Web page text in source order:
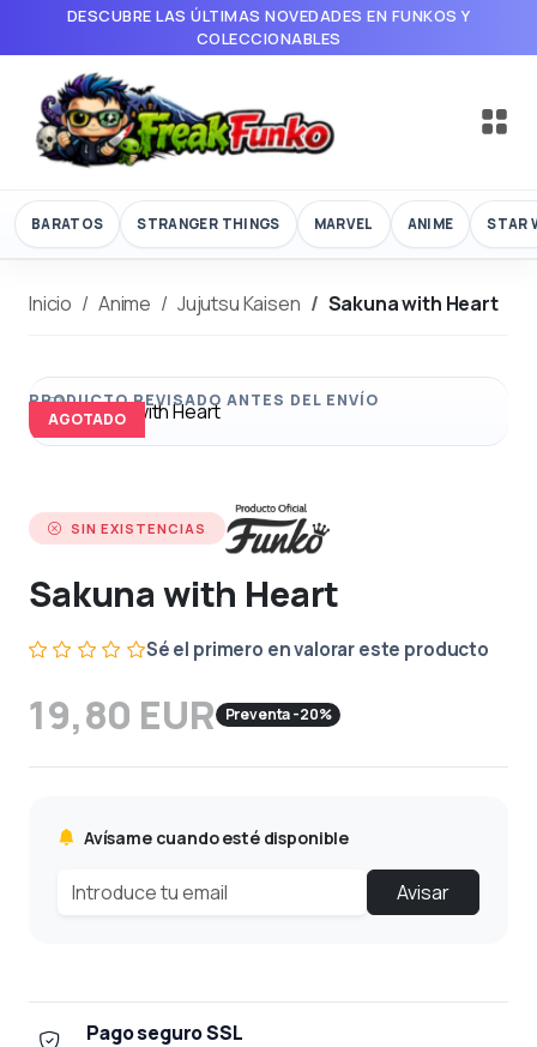
DESCUBRE LAS ÚLTIMAS NOVEDADES EN FUNKOS Y
COLECCIONABLES
BARATOS STRANGER THINGS MARVEL ANIME STAR
Inicio Anime Jujutsu Kaisen Sakuna with Heart
AGOTADO
SIN EXISTENCIAS
Sakuna with Heart
Sé el primero en valorar este producto
19,80 EUR Preventa -20%
Avísame cuando esté disponible
Avisar
Pago seguro SSL